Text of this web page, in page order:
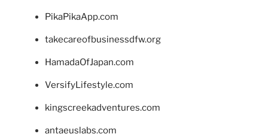
PikaPikaApp.com
takecareofbusinessdfw.org
HamadaOfJapan.com
VersifyLifestyle.com
kingscreekadventures.com
antaeuslabs.com